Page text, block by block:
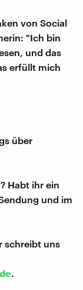
von Social
"Ich bin
und das
erfüllt mich
über
Habt ihr ein
und im
schreibt uns
.